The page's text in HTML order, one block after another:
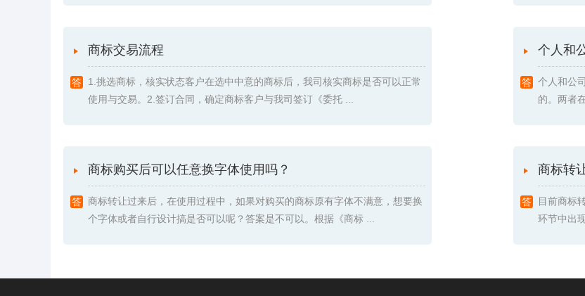
商标交易流程
1.挑选商标，核实状态客户在选中中意的商标后，我司核实商标是否可以正常
使用与交易。2.签订合同，确定商标客户与我司签订《委托 ...
个人和
个人和公
的。两者
商标购买后可以任意换字体使用吗？
商标转让过来后，在使用过程中，如果对购买的商标原有字体不满意，想要换
个字体或者自行设计搞是否可以呢？答案是不可以。根据《商标 ...
商标转
目前商标
环节中出